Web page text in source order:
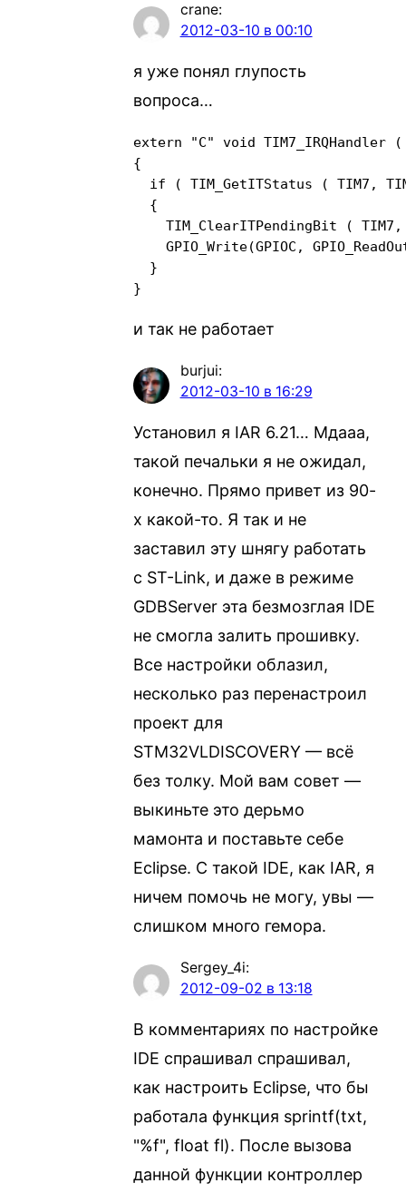
crane:
2012-03-10 в 00:10
я уже понял глупость
вопроса…
extern "C" void TIM7_IRQHandler
{
if ( TIM_GetITStatus ( TIM7,
  {
TIM_ClearITPendingBit (
GPIO_Write(GPIOC,
  }
}
и так не работает
burjui:
2012-03-10 в 16:29
Установил я IAR 6.21… Мдааа,
такой печальки я не ожидал,
конечно. Прямо привет из 90-
х какой-то. Я так и не
заставил эту шнягу работать
с ST-Link, и даже в режиме
GDBServer эта безмозглая IDE
не смогла залить прошивку.
Все настройки облазил,
несколько раз перенастроил
проект для
STM32VLDISCOVERY — всё
без толку. Мой вам совет —
выкиньте это дерьмо
мамонта и поставьте себе
Eclipse. С такой IDE, как IAR, я
ничем помочь не могу, увы —
слишком много гемора.
Sergey_4i:
2012-09-02 в 13:18
В комментариях по настройке
IDE спрашивал спрашивал,
как настроить Eclipse, что бы
работала функция sprintf(txt,
"%f", float fl). После вызова
данной функции контроллер